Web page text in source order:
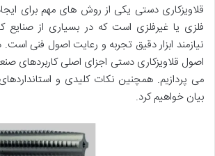
قلاویزکاری دستی یکی از روش های مهم برای
فلزی یا غیرفلزی است که در بسیاری از صنایع
نیازمند ابزار دقیق تجربه و رعایت اصول فنی است.
اصول قلاویزکاری دستی اجزای اصلی کاربردهای
می پردازیم. همچنین نکات کلیدی و
بیان خواهیم کرد.